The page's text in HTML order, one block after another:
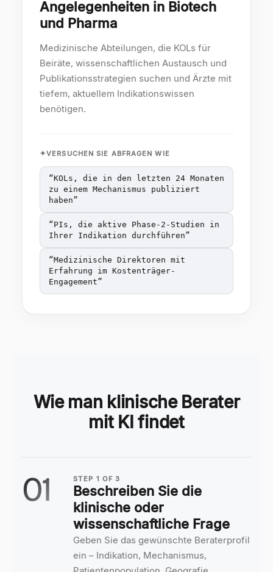
Angelegenheiten in Biotech
und Pharma
Medizinische Abteilungen, die KOLs für
Beiräte, wissenschaftlichen Austausch und
Publikationsstrategien suchen und Ärzte mit
tiefem, aktuellem Indikationswissen
benötigen.
VERSUCHEN SIE ABFRAGEN WIE
“KOLs, die in den letzten 24 Monaten
zu einem Mechanismus publiziert
haben”
“PIs, die aktive Phase-2-Studien in
Ihrer Indikation durchführen”
“Medizinische Direktoren mit
Erfahrung im Kostenträger-
Engagement”
Wie man klinische Berater
mit KI findet
01 STEP 1 OF3
Beschreiben Sie die
klinische oder
wissenschaftliche Frage
Geben Sie das gewünschte Beraterprofil
ein – Indikation, Mechanismus,